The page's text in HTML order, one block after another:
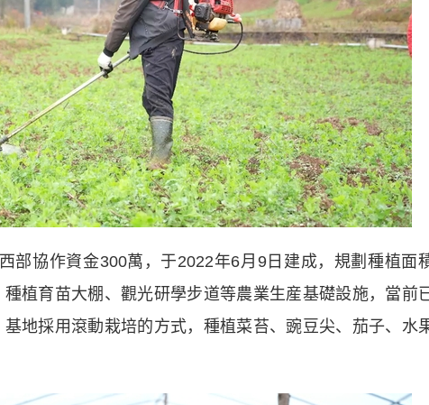
協作資金300萬，于2022年6月9日建成，規劃種植面
植育苗大棚、觀光研學步道等農業生産基礎設施，當前
地採用滾動栽培的方式，種植菜苔、豌豆尖、茄子、水